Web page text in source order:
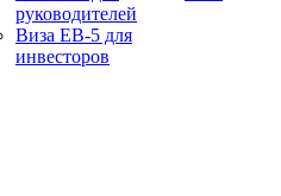
руководителей
Виза EB-5 для
инвесторов